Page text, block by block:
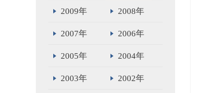
2009年 2008年
2007年 2006年
2005年 2004年
2003年 2002年